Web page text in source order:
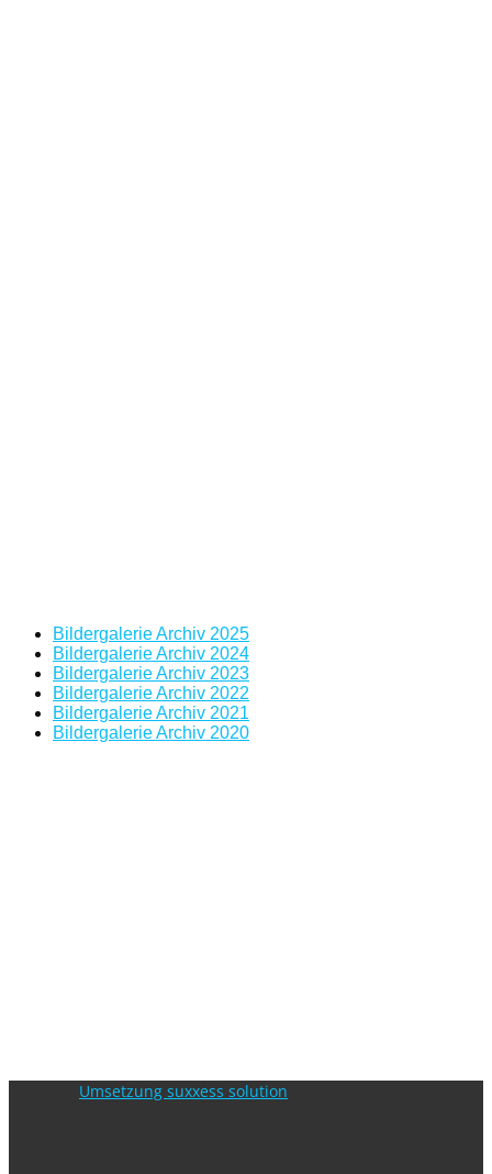
Bildergalerie Archiv 2025
Bildergalerie Archiv 2024
Bildergalerie Archiv 2023
Bildergalerie Archiv 2022
Bildergalerie Archiv 2021
Bildergalerie Archiv 2020
Umsetzung suxxess solution